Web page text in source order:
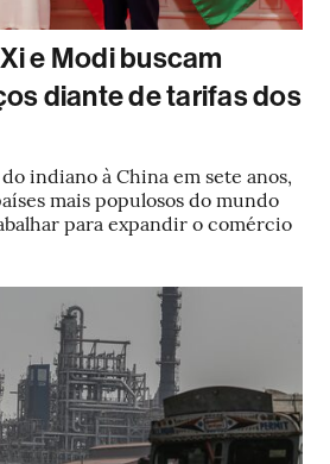
e Modi buscam
diante de tarifas dos
indiano à China em sete anos,
mais populosos do mundo
para expandir o comércio